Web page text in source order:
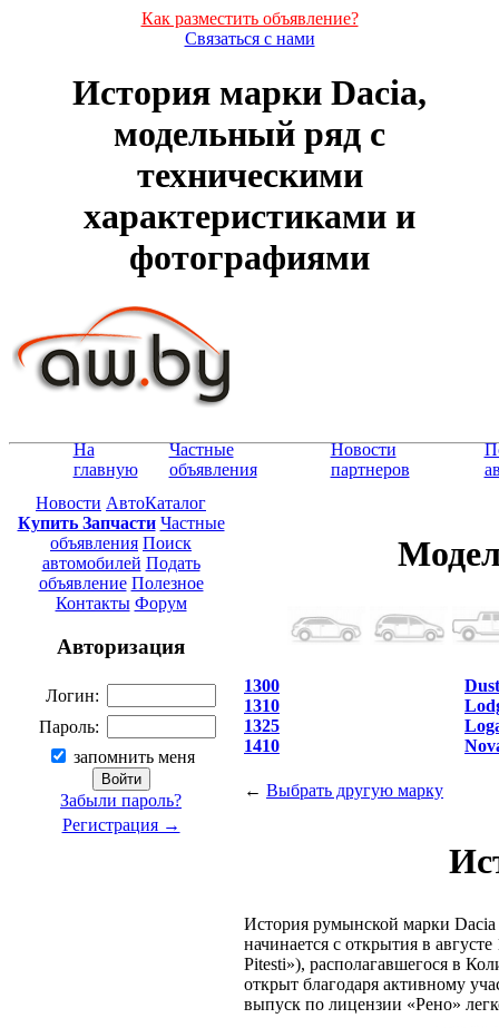
Как разместить объявление?
Связаться с нами
История марки Dacia,
модельный ряд с
техническими
характеристиками и
фотографиями
На
главную
Частные
объявления
Новости
партнеров
Новости АвтоКаталог
Купить Запчасти Частные
объявления Поиск
автомобилей Подать
объявление Полезное
Контакты Форум
Авторизация
Логин:
Пароль:
запомнить меня
Забыли пароль?
Регистрация →
1300
1310
1325
1410
← Выбрать другую марку
История румынской марки
начинается с открытия в
Pitesti»), располагавшегося в
открыт благодаря активному
выпуск по лицензии «Рено»